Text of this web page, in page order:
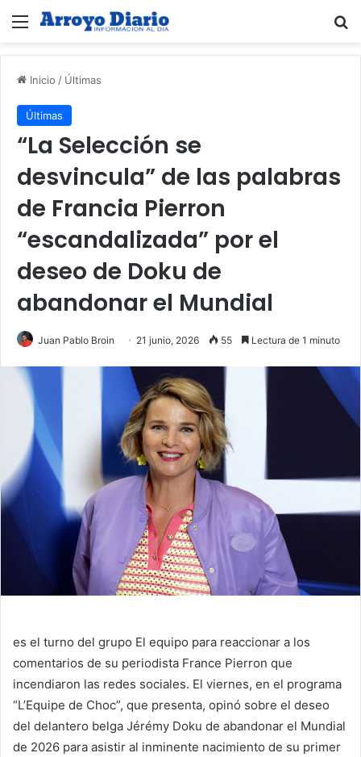
Menú
Inicio / Últimas
Últimas
“La Selección se
desvincula” de las palabras
de Francia Pierron
“escandalizada” por el
deseo de Doku de
abandonar el Mundial
Juan Pablo Broin 21 junio, 2026 55 Lectura de 1 minuto
es el turno del grupo El equipo para reaccionar a los
comentarios de su periodista France Pierron que
incendiaron las redes sociales. El viernes, en el programa
“L’Equipe de Choc”, que presenta, opinó sobre el deseo
del delantero belga Jérémy Doku de abandonar el Mundial
de 2026 para asistir al inminente nacimiento de su primer